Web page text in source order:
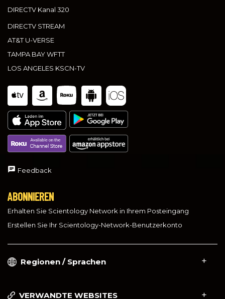
DIRECTV Kanal 320
DIRECTV STREAM
AT&T U-VERSE
TAMPA BAY WFTT
LOS ANGELES KSCN-TV
Feedback
ABONNIEREN
Erhalten Sie Scientology Network in Ihrem Posteingang
Erstellen Sie Ihr Scientology-Network-Benutzerkonto
Regionen / Sprachen
VERWANDTE WEBSITES